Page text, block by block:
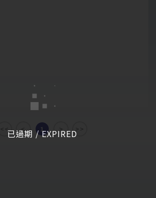
<< < 1 > >>
已過期 / EXPIRED